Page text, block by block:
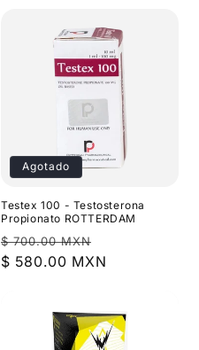
Agotado
Testex 100 - Testosterona
Propionato ROTTERDAM
Precio
habitual
$ 700.00 MXN
de
$ 580.00 MXN